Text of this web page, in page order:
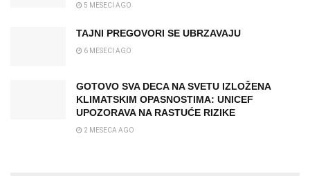
5 MESECI AGO
TAJNI PREGOVORI SE UBRZAVAJU
6 MESECI AGO
GOTOVO SVA DECA NA SVETU IZLOŽENA
KLIMATSKIM OPASNOSTIMA: UNICEF
UPOZORAVA NA RASTUĆE RIZIKE
2 MESECA AGO